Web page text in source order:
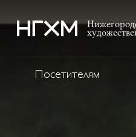
Посетителям